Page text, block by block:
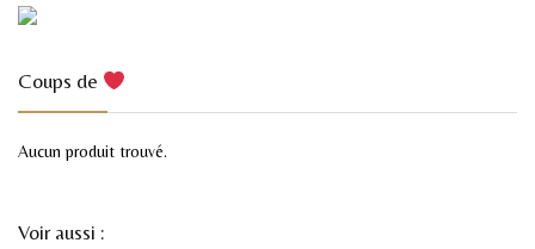
Coups de
Aucun produit trouvé.
Voir aussi :